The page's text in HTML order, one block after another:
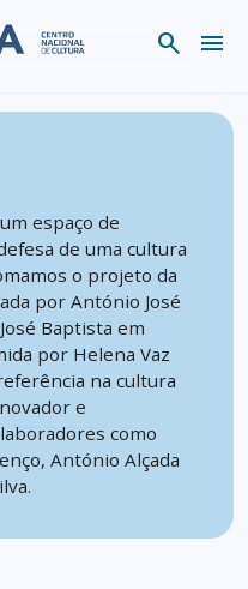
search menu
espaço de
de uma cultura
o projeto da
por António José
Baptista em
por Helena Vaz
na cultura
e
como
António Alçada